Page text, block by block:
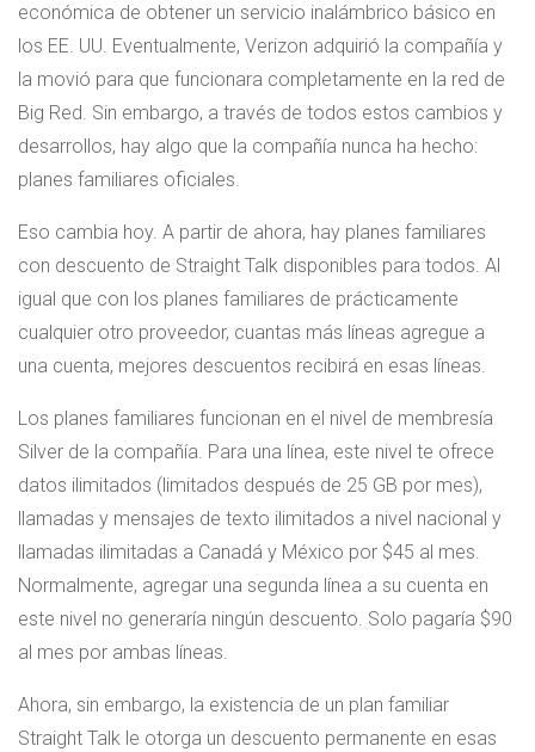
económica de obtener un servicio inalámbrico básico en
los EE. UU. Eventualmente, Verizon adquirió la compañía y
la movió para que funcionara completamente en la red de
Big Red. Sin embargo, a través de todos estos cambios y
desarrollos, hay algo que la compañía nunca ha hecho:
planes familiares oficiales.
Eso cambia hoy. A partir de ahora, hay planes familiares
con descuento de Straight Talk disponibles para todos. Al
igual que con los planes familiares de prácticamente
cualquier otro proveedor, cuantas más líneas agregue a
una cuenta, mejores descuentos recibirá en esas líneas.
Los planes familiares funcionan en el nivel de membresía
Silver de la compañía. Para una línea, este nivel te ofrece
datos ilimitados (limitados después de 25 GB por mes),
llamadas y mensajes de texto ilimitados a nivel nacional y
llamadas ilimitadas a Canadá y México por $45 al mes.
Normalmente, agregar una segunda línea a su cuenta en
este nivel no generaría ningún descuento. Solo pagaría $90
al mes por ambas líneas.
Ahora, sin embargo, la existencia de un plan familiar
Straight Talk le otorga un descuento permanente en esas